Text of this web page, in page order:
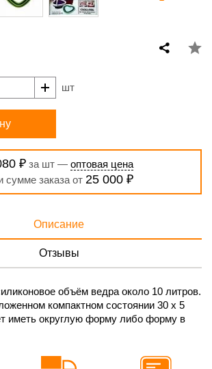
шт
₽за шт — оптовая цена
сумме заказа от 25 000 ₽
Описание
Отзывы
объём ведра около 10 литров.
компактном состоянии 30 х 5
иметь округлую форму либо форму в